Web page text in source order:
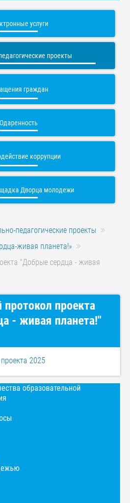
услуги
проекты
граждан
Одаренность
коррупции
Дворца молодежи
педагогические проекты
живая планета!»
"Добрые сердца - живая
проекта
- живая планета!"
2025
образовательной